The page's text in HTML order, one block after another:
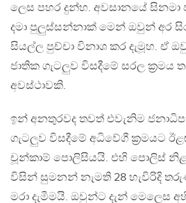
ලෙස පහර දුන්හ. අවසානයේ
දමා පුලුස්සන්නාක් මෙන් ඔවුන් අර
සියල්ල පුච්චා විනාශ කර දැමූහ. ඒ
ජාතික ගැටලුව විසදීමේ සරල ක්‍රමය
අවස්ථාවකි.
ඉන් අනතුරවද තවත් එවැනිම
ගැටලුව විසදීමේ අධිවේගී ක්‍රමයට
චූන්කාම් පොලිසියයි. එහි පොලිස්
විසින් සුමනන් නැමති 28 හැවිරිදි
මරා දැමීමයි. ඔවුන්ට දැන් මෙලෙස